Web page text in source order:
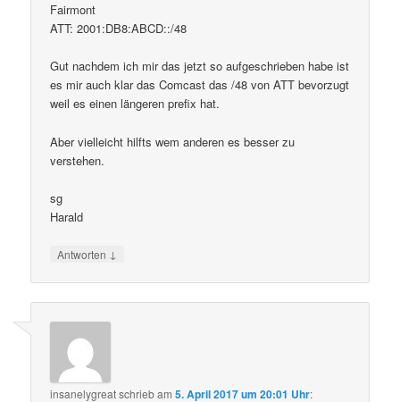
Fairmont
ATT: 2001:DB8:ABCD::/48
Gut nachdem ich mir das jetzt so aufgeschrieben habe ist
es mir auch klar das Comcast das /48 von ATT bevorzugt
weil es einen längeren prefix hat.
Aber vielleicht hilfts wem anderen es besser zu
verstehen.
sg
Harald
Antworten ↓
insanelygreatschriebam5. April 2017 um 20:01 Uhr: